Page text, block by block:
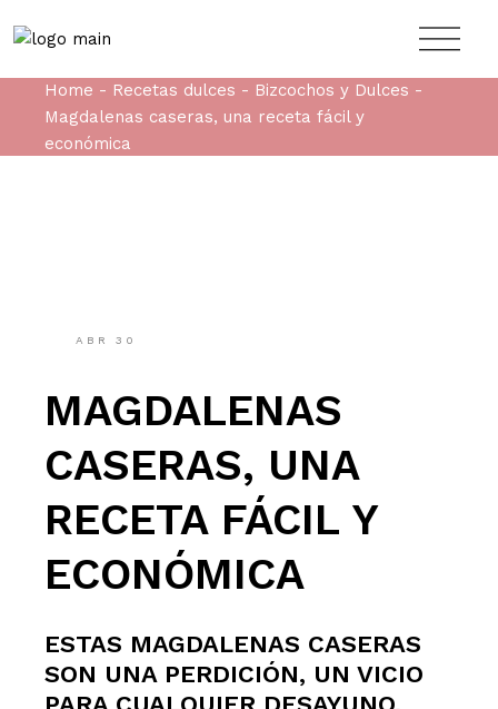
Home Recetas dulces
Bizcochos y Dulces
Magdalenas caseras, una receta fácil y
económica
ABR 30
MAGDALENAS
CASERAS, UNA
RECETA FÁCIL Y
ECONÓMICA
ESTAS MAGDALENAS CASERAS
SON UNA PERDICIÓN, UN VICIO